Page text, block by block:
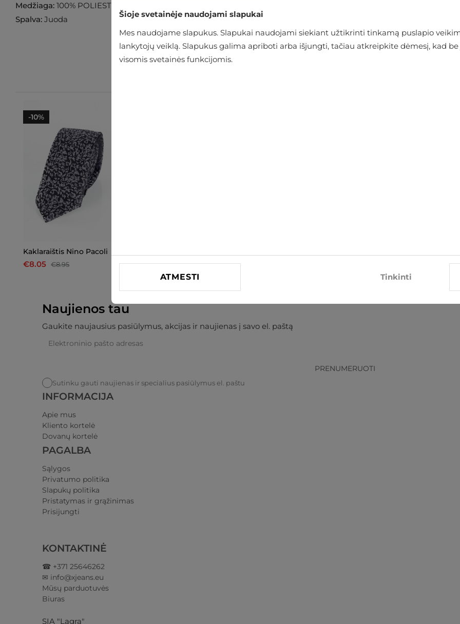
Medžiaga: 100% POLIESTERIS
Spalva: Juoda
-10%
Kaklaraištis Nino Pacoli
€8.05 €8.95
€8.05 €8.95
Naujienos tau
Gaukite naujausius pasiūlymus, akcijas ir naujienas į savo el. paštą
PRENUMERUOTI
Sutinku gauti naujienas ir specialius pasiūlymus el. paštu
INFORMACIJA
Apie mus
Kliento kortelė
Dovanų kortelė
PAGALBA
Sąlygos
Privatumo politika​
Slapukų politika
Pristatymas ir grąžinimas​
Prisijungti​
KONTAKTINĖ
☎ +371 25646262
✉ info@xjeans.eu
Mūsų parduotuvės
Biuras
SIA "Lagra"
Šioje svetainėje naudojami slapukai
Mes naudojame slapukus. Slapukai naudojami siekiant užtikrinti tinkamą puslapio
lankytojų veiklą. Slapukus galima apriboti arba išjungti, tačiau atkreipkite dėmesį, kad
visomis svetainės funkcijomis.
ATMESTI Tinkinti